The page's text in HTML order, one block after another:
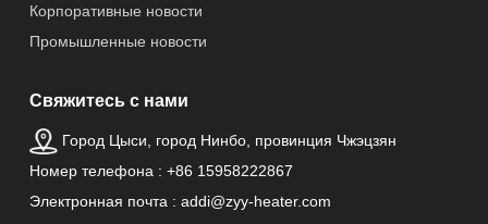
Корпоративные новости
Промышленные новости
Свяжитесь с нами
Город Цыси, город Нинбо, провинция Чжэцзян
Номер телефона : +86 15958222867
Электронная почта : addi@zyy-heater.com